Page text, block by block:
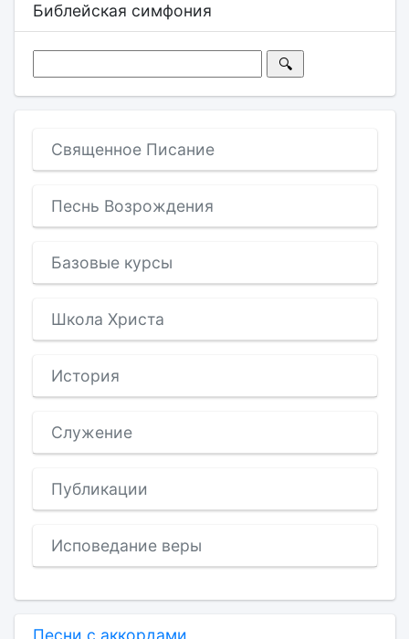
Библейская симфония
Священное Писание
Песнь Возрождения
Базовые курсы
Школа Христа
История
Служение
Публикации
Исповедание веры
Песни с аккордами